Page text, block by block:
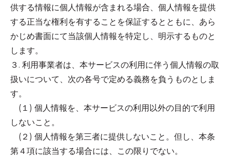
供する情報に個人情報が含まれる場合、個人情報を提供
する正当な権利を有することを保証するとともに、あら
かじめ書面にて当該個人情報を特定し、明示するものと
します。
３. 利用事業者は、本サービスの利用に伴う個人情報の取
扱いについて、次の各号で定める義務を負うものとしま
す。
(１) 個人情報を、本サービスの利用以外の目的で利用
しないこと。
(２) 個人情報を第三者に提供しないこと。但し、本条
第４項に該当する場合には、この限りでない。